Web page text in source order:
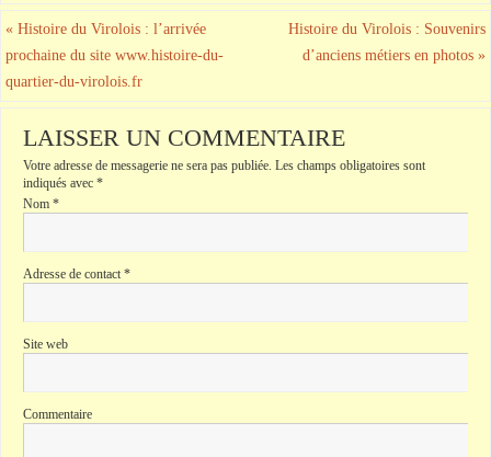
« Histoire du Virolois : l’arrivée
prochaine du site www.histoire-du-
quartier-du-virolois.fr
Histoire du Virolois : Souvenirs
d’anciens métiers en photos »
LAISSER UN COMMENTAIRE
Votre adresse de messagerie ne sera pas publiée. Les champs obligatoires sont
indiqués avec *
Nom *
Adresse de contact *
Site web
Commentaire